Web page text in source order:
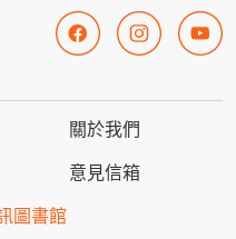
關於我們
意見信箱
圖書館